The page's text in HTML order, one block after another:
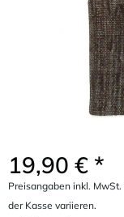
19,90 € *
Preisangaben inkl.
der Kasse variieren.